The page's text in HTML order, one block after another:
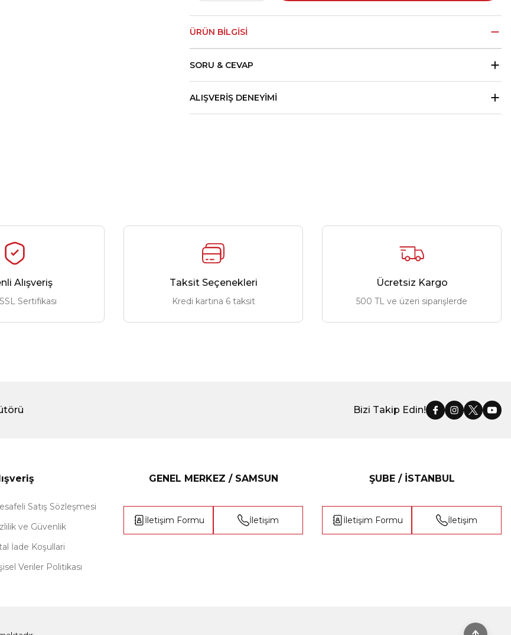
ÜRÜN BILGISI
SORU & CEVAP
ALIŞVERIŞ DENEYIMI
Alışveriş
Sertifikası
Taksit Seçenekleri
Kredi kartına 6 taksit
Ücretsiz Kargo
500 TL ve üzeri siparişlerde
Bizi Takip Edin!
Satış Sözleşmesi
ve Güvenlik
İade Koşullari
Veriler Politikası
GENEL MERKEZ / SAMSUN
İletişim Formu İletişim
ŞUBE / İSTANBUL
İletişim Formu İletişim